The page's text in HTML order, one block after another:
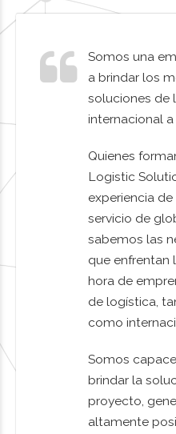
Somos una
a brindar los
soluciones de
internacional
Quienes
Logistic
experiencia
servicio de
sabemos las
que enfrentan
hora de
de logística,
como
Somos
brindar la
proyecto,
altamente